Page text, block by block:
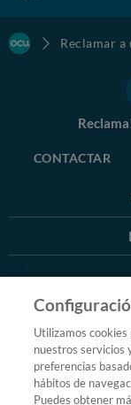
Reclamar a
CONTACTAR
Condiciones
Utilizamos
nuestros servicios
preferencias
hábitos de
Puedes obtener